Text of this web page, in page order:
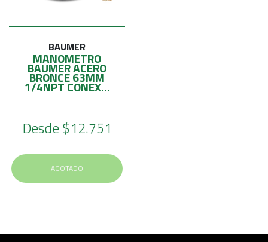
BAUMER
MANOMETRO
BAUMER ACERO
BRONCE 63MM
1/4NPT CONEX...
Desde$12.751
AGOTADO